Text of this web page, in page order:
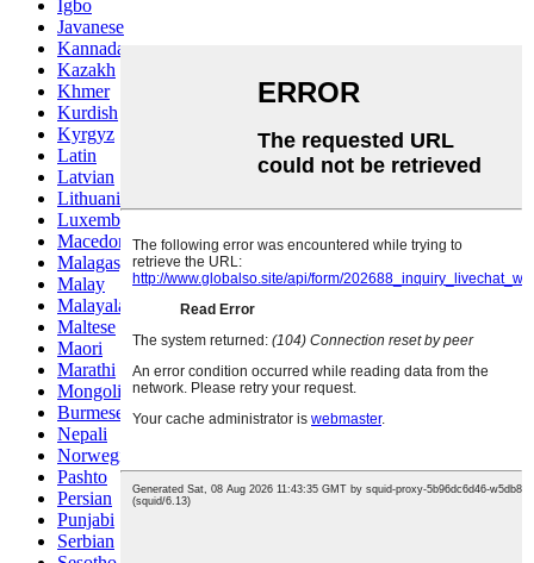
Igbo
Javanese
Kannada
Kazakh
Khmer
Kurdish
Kyrgyz
Latin
Latvian
Lithuanian
Luxembou..
Macedonian
Malagasy
Malay
Malayalam
Maltese
Maori
Marathi
Mongolian
Burmese
Nepali
Norwegian
Pashto
Persian
Punjabi
Serbian